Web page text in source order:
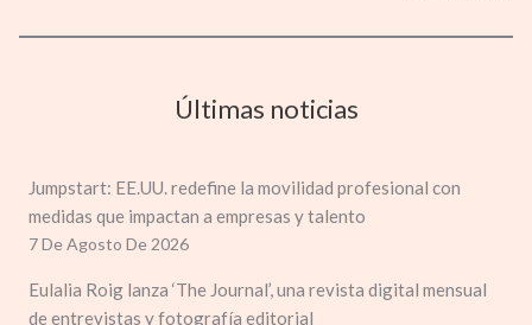
Últimas noticias
Jumpstart: EE.UU. redefine la movilidad profesional con
medidas que impactan a empresas y talento
7 De Agosto De 2026
Eulalia Roig lanza ‘The Journal’, una revista digital mensual
de entrevistas y fotografía editorial